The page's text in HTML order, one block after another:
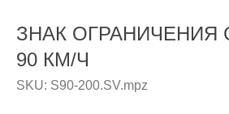
ЗНАК ОГРАНИЧЕНИЯ
90 КМ/Ч
SKU: S90-200.SV.mpz